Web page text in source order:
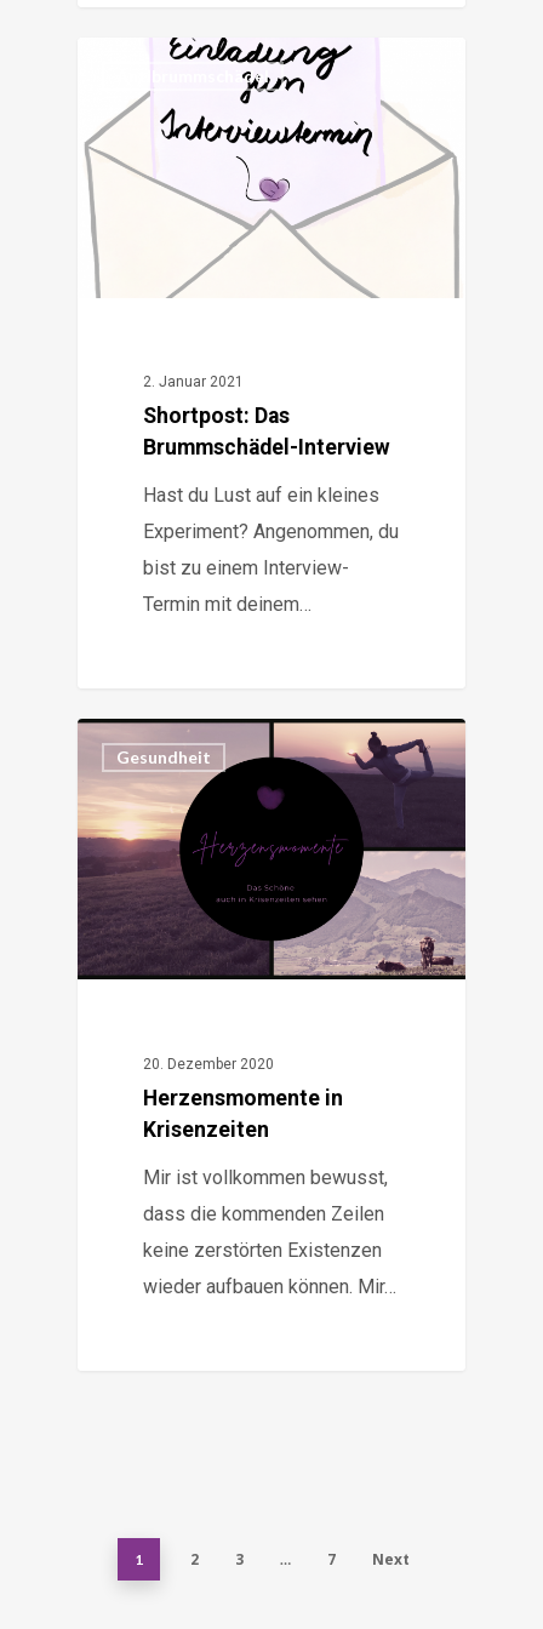
Antibrummschädel
2. Januar 2021
Shortpost: Das
Brummschädel-Interview
Hast du Lust auf ein kleines
Experiment? Angenommen, du
bist zu einem Interview-
Termin mit deinem…
3
Gesundheit
20. Dezember 2020
Herzensmomente in
Krisenzeiten
Mir ist vollkommen bewusst,
dass die kommenden Zeilen
keine zerstörten Existenzen
wieder aufbauen können. Mir…
3
1 2 3 … 7 Next